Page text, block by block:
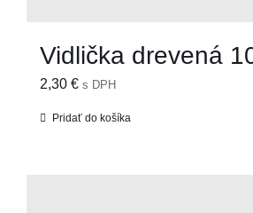
Vidlička drevená
2,30 € s DPH
Pridať do košíka